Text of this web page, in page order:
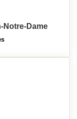
Notre-Dame